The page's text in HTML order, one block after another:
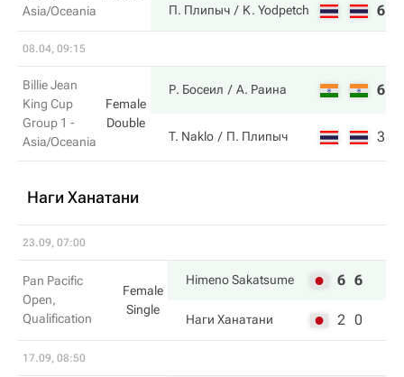
Asia/Oceania
П. Плипыч K. Yodpetch 6
08.04, 09:15
Billie Jean
King Cup
Group 1 -
Asia/Oceania
Female
Double
Р. Босеил А. Раина 6
T. Naklo П. Плипыч 3
Наги Ханатани
23.09, 07:00
Pan Pacific
Open,
Qualification
Female
Single
Himeno Sakatsume 6 6
Наги Ханатани 2 0
17.09, 08:50